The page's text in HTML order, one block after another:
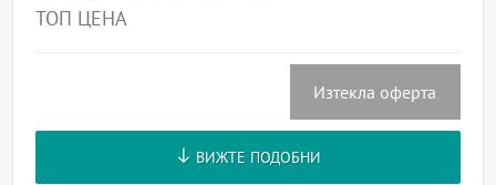
ТОП ЦЕНА
Изтекла оферта
ВИЖТЕ ПОДОБНИ